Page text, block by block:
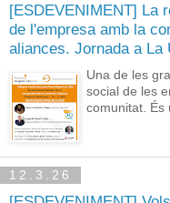
[ESDEVENIMENT] La
de l'empresa amb la
aliances. Jornada a La
Una de les
social de les
comunitat. És
12.3.26